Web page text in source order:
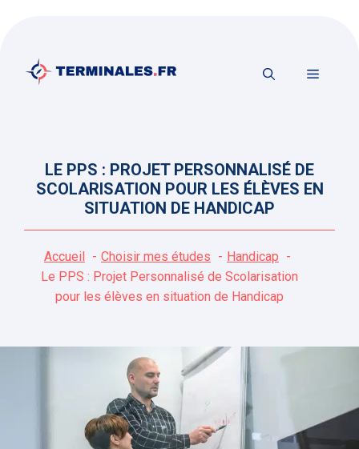
contenu
MENU
LE PPS : PROJET PERSONNALISÉ DE
SCOLARISATION POUR LES ÉLÈVES EN
SITUATION DE HANDICAP
Accueil Choisir mes études
Handicap
Le PPS : Projet Personnalisé de Scolarisation
pour les élèves en situation de Handicap